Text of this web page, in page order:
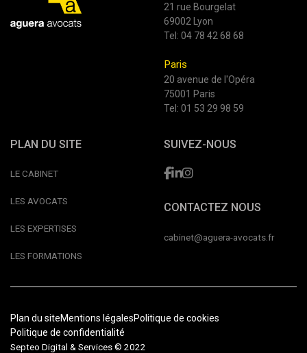
21 rue Bourgelat
69002 Lyon
Tel: 04 78 42 68 68
Paris
20 avenue de l'Opéra
75001 Paris
Tel: 01 53 29 98 59
PLAN DU SITE
LE CABINET
LES AVOCATS
LES EXPERTISES
LES FORMATIONS
SUIVEZ-NOUS
CONTACTEZ NOUS
cabinet@aguera-avocats.fr
Plan du siteMentions légalesPolitique de cookies
Politique de confidentialité
Septeo Digital & Services © 2022